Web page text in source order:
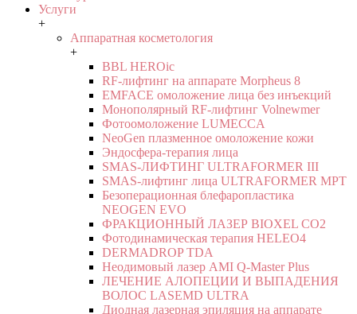
Услуги
+
Аппаратная косметология
+
BBL HEROic
RF-лифтинг на аппарате Morpheus 8
EMFACE омоложение лица без инъекций
Монополярный RF-лифтинг Volnewmer
Фотоомоложение LUMECCA
NeoGen плазменное омоложение кожи
Эндосфера-терапия лица
SMAS-ЛИФТИНГ ULTRAFORMER III
SMAS-лифтинг лица ULTRAFORMER MPT
Безоперационная блефаропластика
NEOGEN EVO
ФРАКЦИОННЫЙ ЛАЗЕР BIOXEL CO2
Фотодинамическая терапия HELEO4
DERMADROP TDA
Неодимовый лазер AMI Q-Master Plus
ЛЕЧЕНИЕ АЛОПЕЦИИ И ВЫПАДЕНИЯ
ВОЛОС LASEMD ULTRA
Диодная лазерная эпиляция на аппарате